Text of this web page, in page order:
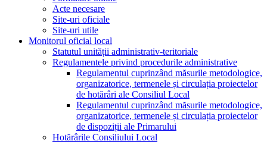
Acte necesare
Site-uri oficiale
Site-uri utile
Monitorul oficial local
Statutul unității administrativ-teritoriale
Regulamentele privind procedurile administrative
Regulamentul cuprinzând măsurile metodologice,
organizatorice, termenele și circulația proiectelor
de hotărâri ale Consiliul Local
Regulamentul cuprinzând măsurile metodologice,
organizatorice, termenele și circulația proiectelor
de dispoziții ale Primarului
Hotărârile Consiliului Local